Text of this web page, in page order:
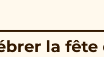
la fête